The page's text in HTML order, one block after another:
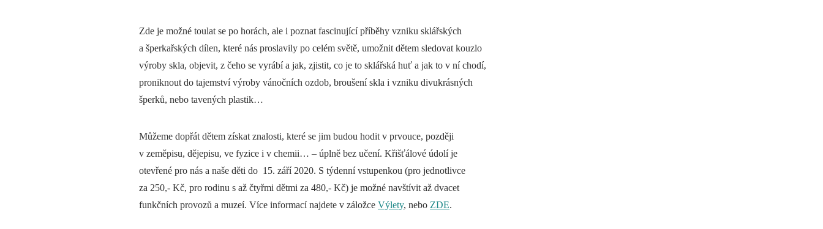
Zde je možné toulat se po horách, ale i poznat fascinující příběhy vzniku sklářských
a šperkařských dílen, které nás proslavily po celém světě, umožnit dětem sledovat kouzlo
výroby skla, objevit, z čeho se vyrábí a jak, zjistit, co je to sklářská huť a jak to v ní chodí,
proniknout do tajemství výroby vánočních ozdob, broušení skla i vzniku divukrásných
šperků, nebo tavených plastik…
Můžeme dopřát dětem získat znalosti, které se jim budou hodit v prvouce, později
v zeměpisu, dějepisu, ve fyzice i v chemii… – úplně bez učení. Křišťálové údolí je
otevřené pro nás a naše děti do 15. září 2020. S týdenní vstupenkou (pro jednotlivce
za 250,- Kč, pro rodinu s až čtyřmi dětmi za 480,- Kč) je možné navštívit až dvacet
funkčních provozů a muzeí. Více informací najdete v záložce Výlety, nebo ZDE.